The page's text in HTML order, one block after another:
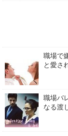
職場で
と愛さ
職場バ
なる渡